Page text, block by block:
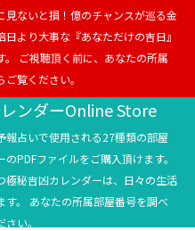
見ないと損！億のチャンスが巡る金
より大事な『あなただけの吉日』
。 ご視聴頂く前に、あなたの所属
覧ください。
ンダーOnline Store
報占いで使用される27種類の部屋
PDFファイルをご購入頂けます。
極秘吉凶カレンダーは、日々の生活
す。 あなたの所属部屋番号を調べ
い。